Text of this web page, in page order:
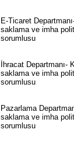
E-Ticaret
saklama ve imha
sorumlusu
İhracat Departmanı-
saklama ve imha
sorumlusu
Pazarlama
saklama ve imha
sorumlusu